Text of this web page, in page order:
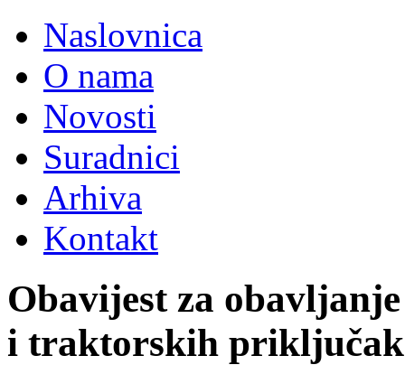
Naslovnica
O nama
Novosti
Suradnici
Arhiva
Kontakt
Obavijest za
i traktorskih